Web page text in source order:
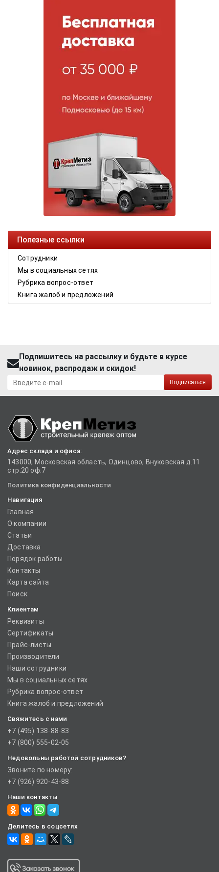
Полезные ссылки
Сотрудники
Мы в социальных сетях
Рубрика вопрос-ответ
Книга жалоб и предложений
Подпишитесь на рассылку и будьте в курсе
новинок, распродаж и скидок!
Подписаться
Адрес склада и офиса:
143000, Московская область, Одинцово, Внуковская д.11
стр.20 оф.7
Политика конфиденциальности
Навигация
Главная
О компании
Статьи
Доставка
Порядок работы
Контакты
Карта сайта
Поиск
Клиентам
Реквизиты
Сертификаты
Прайс-листы
Производители
Наши сотрудники
Мы в социальных сетях
Рубрика вопрос-ответ
Книга жалоб и предложений
Свяжитесь с нами
+7 (495) 138-88-83
+7 (800) 555-02-05
Недовольны работой сотрудников?
Звоните по номеру:
+7 (926) 920-43-88
Наши контакты
Делитесь в соцсетях